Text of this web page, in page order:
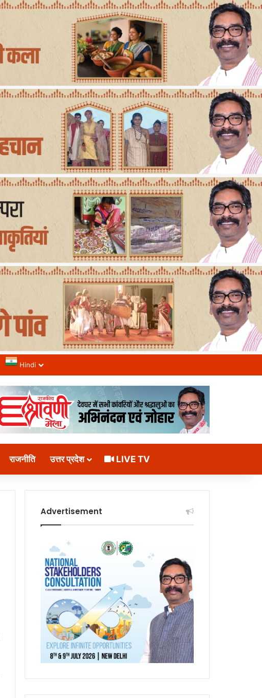
Hindi
राजनीति उत्तर प्रदेश LIVE TV
Advertisement